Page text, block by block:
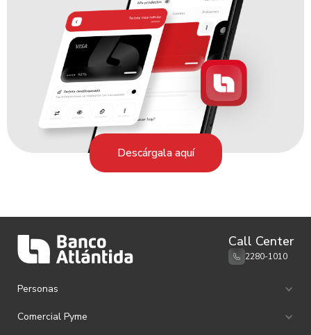
Descárgala aquí
Call Center
2280-1010
Personas
Ahorro e Inversión
Canales de Atención
Comercial Pyme